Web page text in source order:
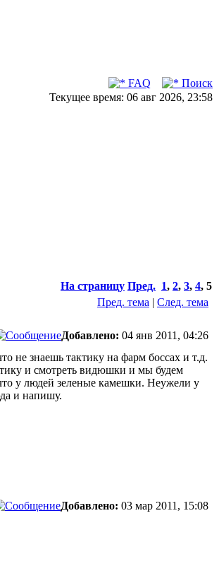
FAQ
Поиск
Текущее время: 06 авг 2026, 23:58
На страницу Пред. 1, 2, 3, 4, 5
Пред. тема | След. тема
Добавлено: 04 янв 2011, 04:26
не знаешь тактику на фарм боссах и т.д.
и смотреть видюшки и мы будем
у людей зеленые камешки. Неужели у
и напишу.
Добавлено: 03 мар 2011, 15:08